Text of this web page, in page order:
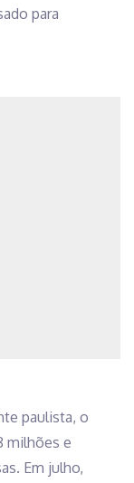
para
paulista, o
milhões e
Em julho,